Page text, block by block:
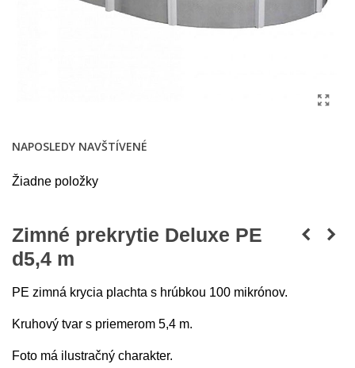
NAPOSLEDY NAVŠTÍVENÉ
Žiadne položky
Zimné prekrytie Deluxe PE
d5,4 m
PE zimná krycia plachta s hrúbkou 100 mikrónov.
Kruhový tvar s priemerom 5,4 m.
Foto má ilustračný charakter.